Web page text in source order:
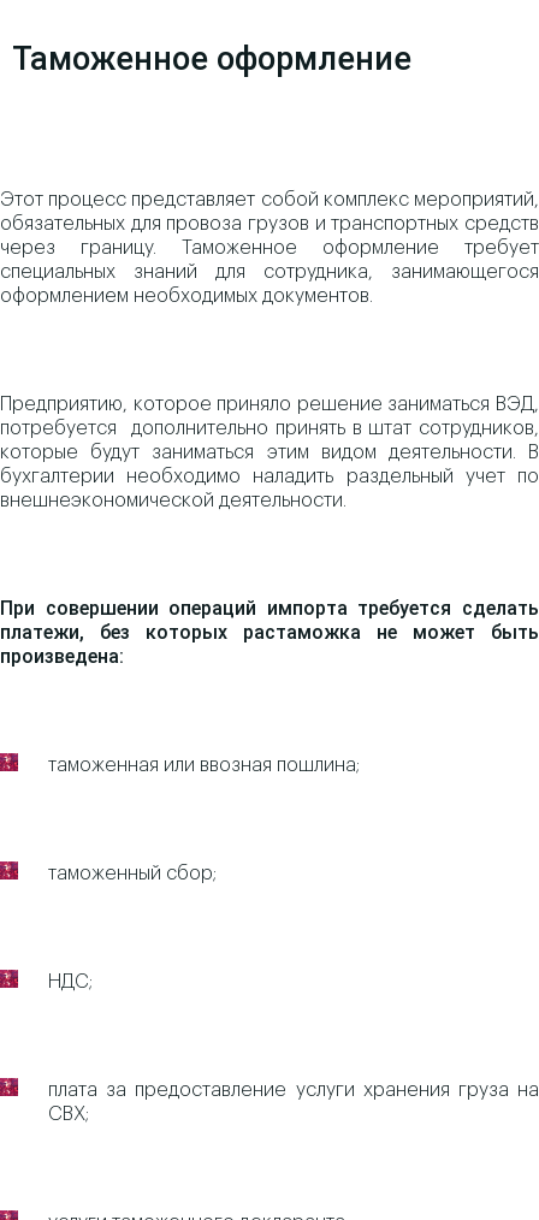
Таможенное оформление
Этот процесс представляет собой комплекс мероприятий,
обязательных для провоза грузов и транспортных средств
через границу. Таможенное оформление требует
специальных знаний для сотрудника, занимающегося
оформлением необходимых документов.
Предприятию, которое приняло решение заниматься ВЭД,
потребуется дополнительно принять в штат сотрудников,
которые будут заниматься этим видом деятельности. В
бухгалтерии необходимо наладить раздельный учет по
внешнеэкономической деятельности.
При совершении операций импорта требуется сделать
платежи, без которых растаможка не может быть
произведена:
таможенная или ввозная пошлина;
таможенный сбор;
НДС;
плата за предоставление услуги хранения груза на
СВХ;